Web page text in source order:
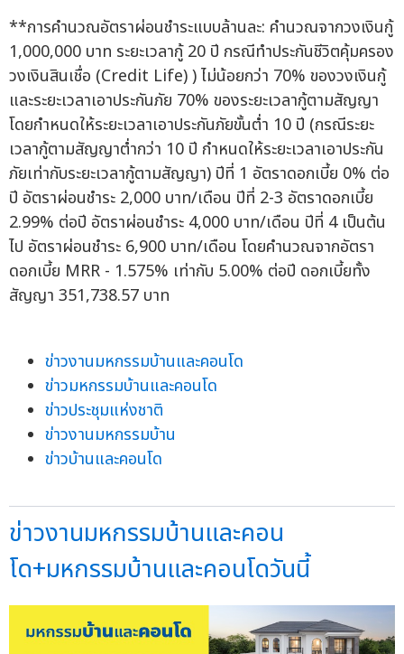
**การคำนวณอัตราผ่อนชำระแบบล้านละ: คำนวณจากวงเงินกู้
1,000,000 บาท ระยะเวลากู้ 20 ปี กรณีทำประกันชีวิตคุ้มครอง
วงเงินสินเชื่อ (Credit Life) ) ไม่น้อยกว่า 70% ของวงเงินกู้
และระยะเวลาเอาประกันภัย 70% ของระยะเวลากู้ตามสัญญา
โดยกำหนดให้ระยะเวลาเอาประกันภัยขั้นต่ำ 10 ปี (กรณีระยะ
เวลากู้ตามสัญญาต่ำกว่า 10 ปี กำหนดให้ระยะเวลาเอาประกัน
ภัยเท่ากับระยะเวลากู้ตามสัญญา) ปีที่ 1 อัตราดอกเบี้ย 0% ต่อ
ปี อัตราผ่อนชำระ 2,000 บาท/เดือน ปีที่ 2-3 อัตราดอกเบี้ย
2.99% ต่อปี อัตราผ่อนชำระ 4,000 บาท/เดือน ปีที่ 4 เป็นต้น
ไป อัตราผ่อนชำระ 6,900 บาท/เดือน โดยคำนวณจากอัตรา
ดอกเบี้ย MRR - 1.575% เท่ากับ 5.00% ต่อปี ดอกเบี้ยทั้ง
สัญญา 351,738.57 บาท
ข่าวงานมหกรรมบ้านและคอนโด
ข่าวมหกรรมบ้านและคอนโด
ข่าวประชุมแห่งชาติ
ข่าวงานมหกรรมบ้าน
ข่าวบ้านและคอนโด
ข่าวงานมหกรรมบ้านและคอน
โด+มหกรรมบ้านและคอนโดวันนี้